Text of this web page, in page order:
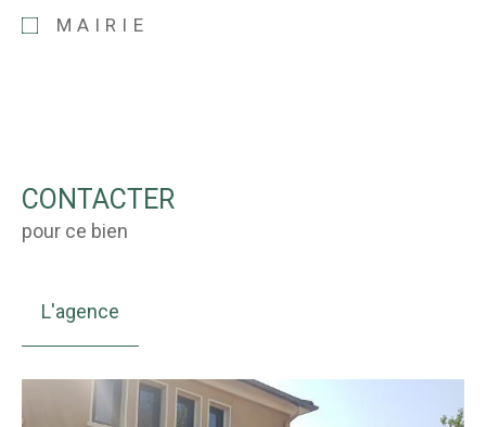
MAIRIE
CONTACTER
pour ce bien
L'agence